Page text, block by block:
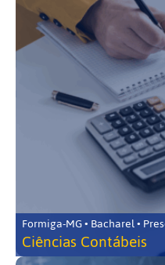
Formiga-MG • Bacharel •
Ciências Contábeis